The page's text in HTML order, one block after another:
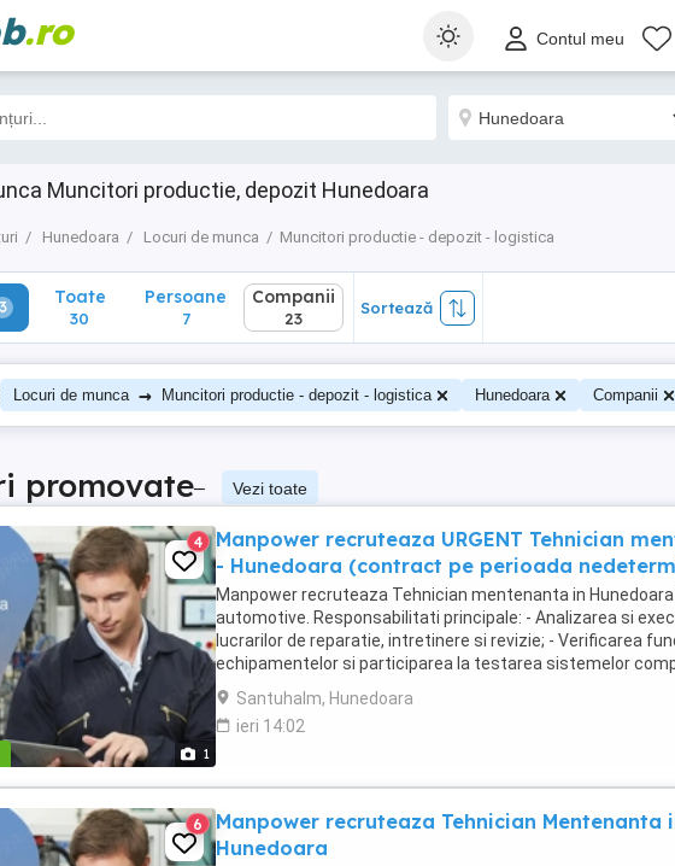
.ro Contul meu
Muncitori productie, depozit Hunedoara
Hunedoara Locuri de munca Muncitori productie - depozit - logistica
Toate
30
3 Toate
30
Persoane
7
Companii
23
Sortează
Locuri de munca → Muncitori productie - depozit - logistica Hunedoara Companii
promovate– Vezi toate
1
4
Manpower recruteaza URGENT Tehnician
- Hunedoara (contract pe perioada
Manpower recruteaza Tehnician mentenanta in
automotive. Responsabilitati principale: - Analizarea si
lucrarilor de reparatie, intretinere si revizie; - Verificarea
echipamentelor si participarea la testarea sistemelor
utilizand sisteme de diagnosticare ...
Santuhalm, Hunedoara
ieri 14:02
6
Manpower recruteaza Tehnician Mentenanta
Hunedoara